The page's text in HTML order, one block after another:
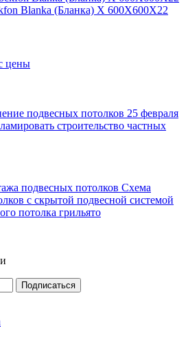
Blanka (Бланка) X 600X600X22
цены
подвесных потолков 25 февраля
строительство частных
подвесных потолков Схема
с скрытой подвесной системой
потолка грильято
Подписаться